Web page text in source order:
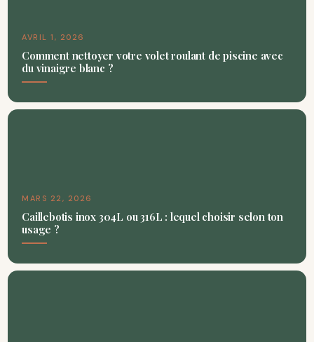
AVRIL 1, 2026
Comment nettoyer votre volet roulant de piscine avec
du vinaigre blanc ?
MARS 22, 2026
Caillebotis inox 304L ou 316L : lequel choisir selon ton
usage ?